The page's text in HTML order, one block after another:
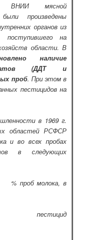
ВНИИ мясной
произведены
органов из
поступившего на
области. В
наличие
(ДДТ и
проб. При этом в
пестицидов на
в 1969 г.
областей РСФСР
и во всех пробах
в следующих
молока, в